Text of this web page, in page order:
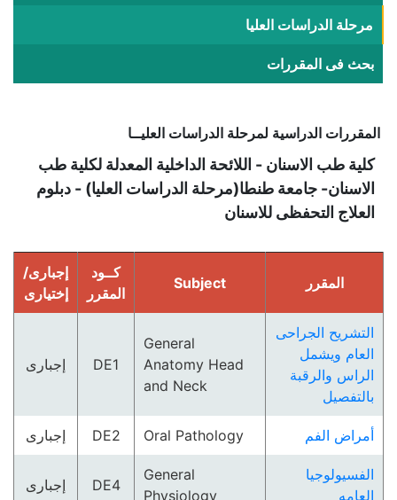
مرحلة الدراسات العليا
بحث فى المقررات
المقررات الدراسية لمرحلة الدراسات العليــا
كلية طب الاسنان - اللائحة الداخلية المعدلة لكلية طب
الاسنان- جامعة طنطا(مرحلة الدراسات العليا) - دبلوم
العلاج التحفظى للاسنان
المقرر Subject
كــود
المقرر
إجبارى/
إختيارى
التشريح الجراحى
العام ويشمل
الراس والرقبة
بالتفصيل
General
Anatomy Head
and Neck
DE1 إجبارى
أمراض الفم Oral Pathology
DE2 إجبارى
الفسيولوجيا
العامه
General
Physiology
DE4 إجبارى